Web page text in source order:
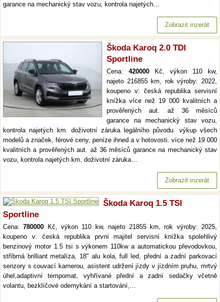
garance na mechanický stav vozu, kontrola najetých…
Zobrazit inzerát
Škoda Karoq 2.0 TDI
Sportline
Cena: 420000 Kč, výkon 110 kw,
najeto 216855 km, rok výroby: 2022,
koupeno v: česká republika servisní
knížka více než 19 000 kvalitních a
prověřených aut. až 36 měsíců
garance na mechanický stav vozu,
kontrola najetých km. doživotní záruka legálního původu. výkup všech
modelů a značek, férové ceny, peníze ihned a v hotovosti. více než 19 000
kvalitních a prověřených aut. až 36 měsíců garance na mechanický stav
vozu, kontrola najetých km. doživotní záruka…
Zobrazit inzerát
Škoda Karoq 1.5 TSI
Sportline
Cena:780000 Kč, výkon 110 kw, najeto 21855 km, rok výroby: 2025,
koupeno v: česká republika první majitel servisní knížka spolehlivý
benzinový motor 1.5 tsi s výkonem 110kw a automatickou převodovkou,
stříbrná brilliant metalíza, 18" alu kola, full led, přední a zadní parkovací
senzory s couvací kamerou, asistent udržení jízdy v jízdním pruhu, mrtvý
úhel,adaptivní tempomat, vyhřívané přední a zadní sedačky včetně
volantu, bezklíčové odemykání a startování,…